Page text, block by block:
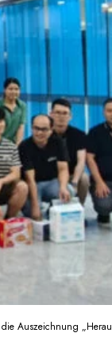
Auszeichnung